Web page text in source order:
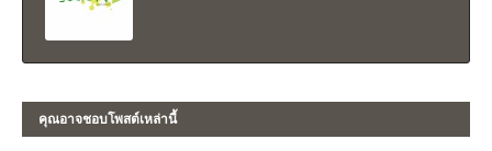
คุณอาจชอบโพสต์เหล่านี้